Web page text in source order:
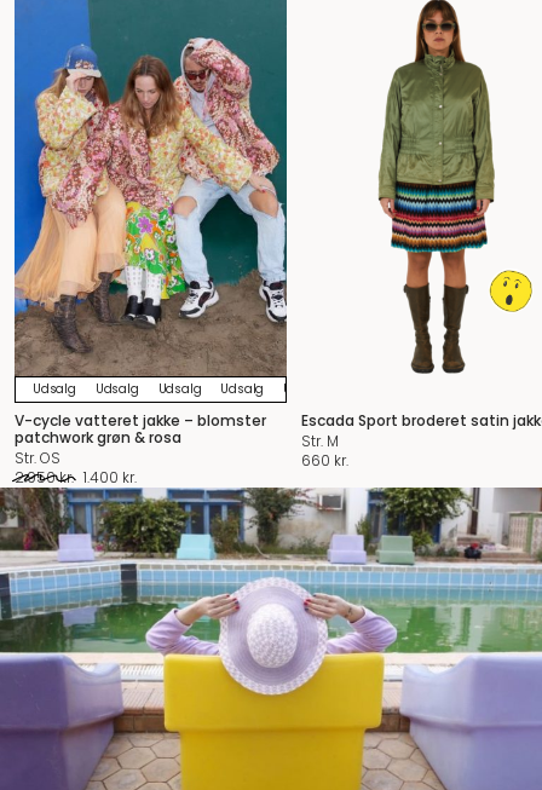
Udsalg Udsalg Udsalg Udsalg Udsalg
V-cycle vatteret jakke – blomster
patchwork grøn & rosa
Str. OS
2.950kr. Den
oprindelige
pris
var:
2.950 kr..
1.400 kr.
aktuelle
pris
er:
1.400 kr..
Escada Sport broderet satin
Str. M
660 kr.